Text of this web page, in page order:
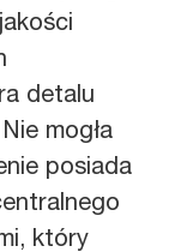
detalu
mogła
posiada
który